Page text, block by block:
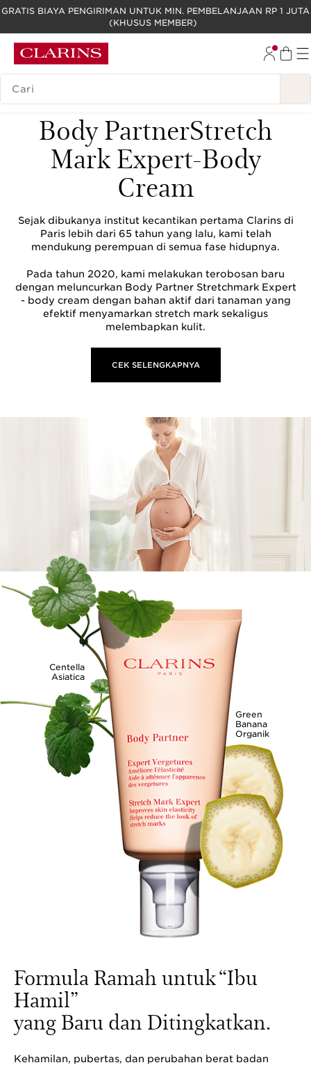
LEWATI KE KONTEN
GO TO FOOTER
GRATIS BIAYA PENGIRIMAN UNTUK MIN. PEMBELANJAAN RP 1 JUTA
(KHUSUS MEMBER)
LEGENDA PENCARIAN
Body PartnerStretch
Mark Expert-Body
Cream
Sejak dibukanya institut kecantikan pertama Clarins di
Paris lebih dari 65 tahun yang lalu, kami telah
mendukung perempuan di semua fase hidupnya.
Pada tahun 2020, kami melakukan terobosan baru
dengan meluncurkan Body Partner Stretchmark Expert
- body cream dengan bahan aktif dari tanaman yang
efektif menyamarkan stretch mark sekaligus
melembapkan kulit.
CEK SELENGKAPNYA
Centella
Asiatica
Green
Banana
Organik
Formula Ramah untuk “Ibu
Hamil”
yang Baru dan Ditingkatkan.
Kehamilan, pubertas, dan perubahan berat badan